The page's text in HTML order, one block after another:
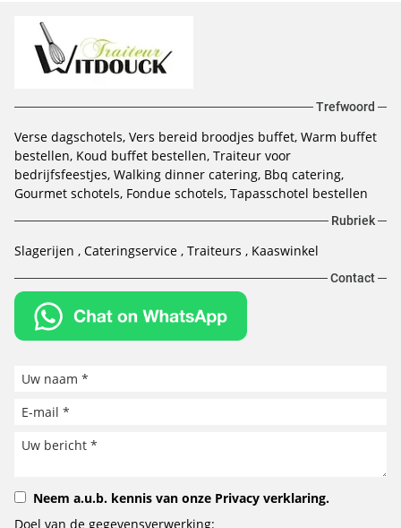
Trefwoord
Verse dagschotels Vers bereid broodjes buffet Warm buffet
bestellen Koud buffet bestellen Traiteur voor
bedrijfsfeestjes Walking dinner catering Bbq catering
Gourmet schotels Fondue schotels Tapasschotel bestellen
Rubriek
Slagerijen Cateringservice Traiteurs Kaaswinkel
Contact
Neem a.u.b. kennis van onze Privacy verklaring.
Doel van de gegevensverwerking: